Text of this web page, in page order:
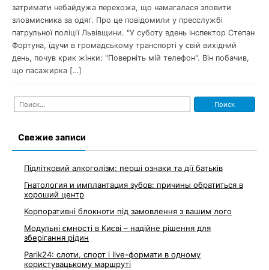
затримати небайдужа перехожа, що намагалася зловити
зловмисника за одяг. Про це повідомили у пресслужбі
патрульної поліції Львівщини. "У суботу вдень інспектор Степан
Фортуна, їдучи в громадському транспорті у свій вихідний
день, почув крик жінки: "Поверніть мій телефон". Він побачив,
що пасажирка […]
Найти:
Свежие записи
Підлітковий алкоголізм: перші ознаки та дії батьків
Гнатология и имплантация зубов: причины обратиться в
хороший центр
Корпоративні блокноти під замовлення з вашим лого
Модульні ємності в Києві – надійне рішення для
зберігання рідин
Parik24: слоти, спорт і live-формати в одному
користувацькому маршруті